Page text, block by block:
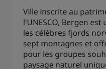
Marques affiliées en
Ville inscrite au
l'UNESCO, Bergen
les célèbres fjords
sept montagnes et
pour les groupes
paysage naturel